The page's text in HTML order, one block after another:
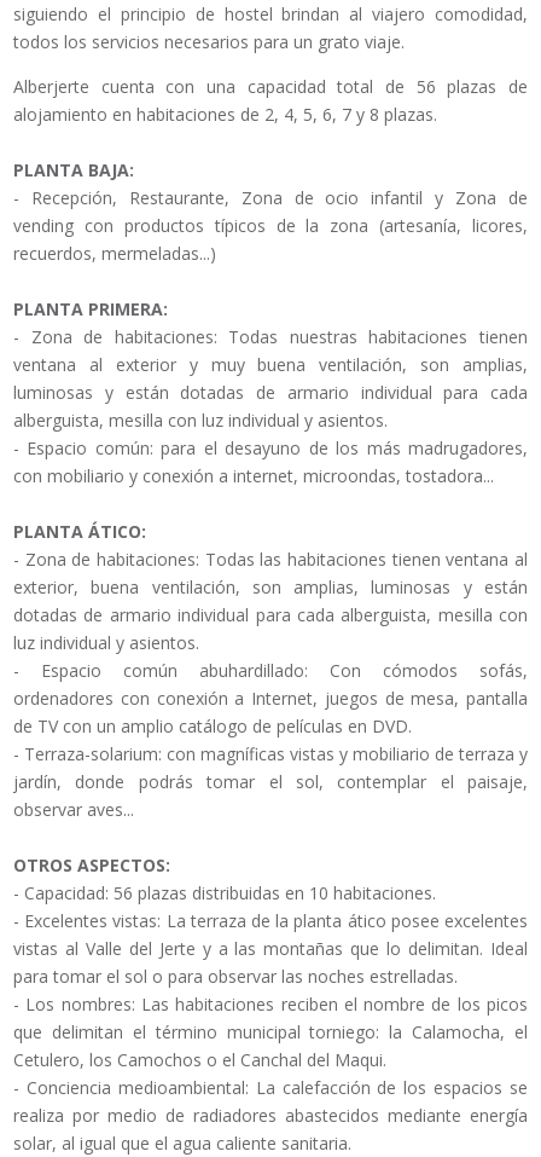
siguiendo el principio de hostel brindan al viajero comodidad,
todos los servicios necesarios para un grato viaje.
Alberjerte cuenta con una capacidad total de 56 plazas de
alojamiento en habitaciones de 2, 4, 5, 6, 7 y 8 plazas.
PLANTA BAJA:
- Recepción, Restaurante, Zona de ocio infantil y Zona de
vending con productos típicos de la zona (artesanía, licores,
recuerdos, mermeladas...)
PLANTA PRIMERA:
- Zona de habitaciones: Todas nuestras habitaciones tienen
ventana al exterior y muy buena ventilación, son amplias,
luminosas y están dotadas de armario individual para cada
alberguista, mesilla con luz individual y asientos.
- Espacio común: para el desayuno de los más madrugadores,
con mobiliario y conexión a internet, microondas, tostadora...
PLANTA ÁTICO:
- Zona de habitaciones: Todas las habitaciones tienen ventana al
exterior, buena ventilación, son amplias, luminosas y están
dotadas de armario individual para cada alberguista, mesilla con
luz individual y asientos.
- Espacio común abuhardillado: Con cómodos sofás,
ordenadores con conexión a Internet, juegos de mesa, pantalla
de TV con un amplio catálogo de películas en DVD.
- Terraza-solarium: con magníficas vistas y mobiliario de terraza y
jardín, donde podrás tomar el sol, contemplar el paisaje,
observar aves...
OTROS ASPECTOS:
- Capacidad: 56 plazas distribuidas en 10 habitaciones.
- Excelentes vistas: La terraza de la planta ático posee excelentes
vistas al Valle del Jerte y a las montañas que lo delimitan. Ideal
para tomar el sol o para observar las noches estrelladas.
- Los nombres: Las habitaciones reciben el nombre de los picos
que delimitan el término municipal torniego: la Calamocha, el
Cetulero, los Camochos o el Canchal del Maqui.
- Conciencia medioambiental: La calefacción de los espacios se
realiza por medio de radiadores abastecidos mediante energía
solar, al igual que el agua caliente sanitaria.